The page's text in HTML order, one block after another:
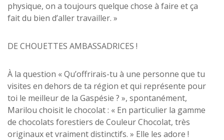
physique, on a toujours quelque chose à faire et ça
fait du bien d’aller travailler. »
DE CHOUETTES AMBASSADRICES !
À la question « Qu’offrirais-tu à une personne que tu
visites en dehors de ta région et qui représente pour
toi le meilleur de la Gaspésie ? », spontanément,
Marilou choisit le chocolat : « En particulier la gamme
de chocolats forestiers de Couleur Chocolat, très
originaux et vraiment distinctifs. » Elle les adore !